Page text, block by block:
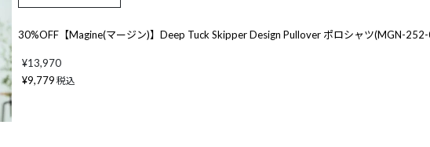
30%OFF【Magine(マージン)】Deep Tuck Skipper Design Pullover ポロシャツ(MGN-
¥13,970
¥9,779 税込